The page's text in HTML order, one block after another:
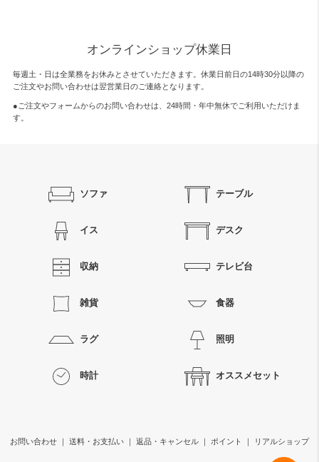
オンラインショップ休業日
毎週土・日は全業務をお休みとさせていただきます。休業日前日の14時30分以降の
ご注文やお問い合わせは翌営業日のご連絡となります。
●ご注文やフォームからのお問い合わせは、 24時間・年中無休でご利用いただけま
す。
ソファ テーブル
イス デスク
収納 テレビ台
雑貨 食器
ラグ 照明
時計 オススメセット
お問い合わせ ｜ 送料・お支払い ｜ 返品・キャンセル ｜ ポイント ｜ リアルショップ